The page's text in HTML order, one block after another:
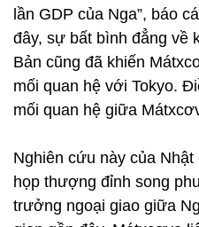
lần GDP của Nga”, báo
đây, sự bất bình đẳng về
Bản cũng đã khiến
mối quan hệ với Tokyo.
mối quan hệ giữa
Nghiên cứu này của Nhật
họp thượng đỉnh song
trưởng ngoại giao giữa